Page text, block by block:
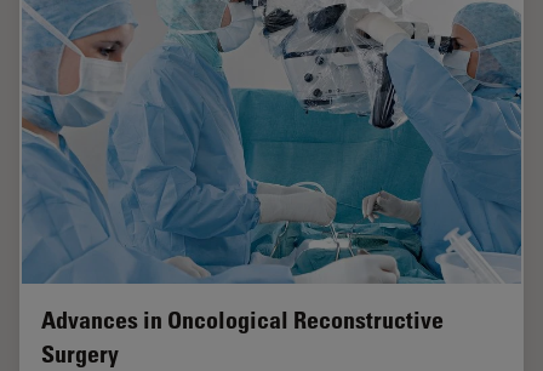
Advances in Oncological Reconstructive
Surgery